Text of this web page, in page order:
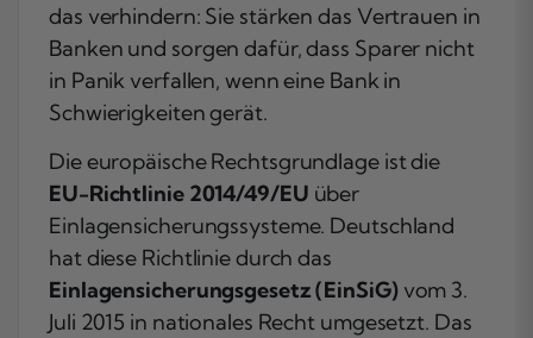
das verhindern: Sie stärken das Vertrauen in
Banken und sorgen dafür, dass Sparer nicht
in Panik verfallen, wenn eine Bank in
Schwierigkeiten gerät.
Die europäische Rechtsgrundlage ist die
EU-Richtlinie 2014/49/EU über
Einlagensicherungssysteme. Deutschland
hat diese Richtlinie durch das
Einlagensicherungsgesetz (EinSiG)vom 3.
Juli 2015 in nationales Recht umgesetzt. Das